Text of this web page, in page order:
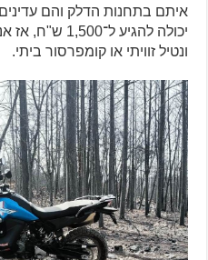
איתם בתחנות הדלק והם
יכולה להגיע
ונטיל זוויתי או קומפרסור ביתי.